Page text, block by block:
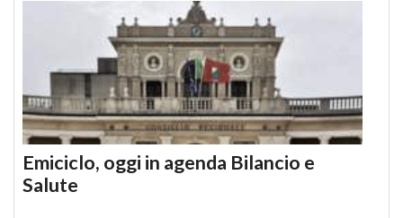
Emiciclo, oggi in agenda Bilancio e
Salute